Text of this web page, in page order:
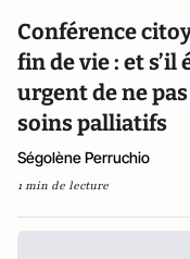
Conférence
fin de vie : et
urgent de ne
soins palliatifs
Ségolène Perruchio
1 min de lecture